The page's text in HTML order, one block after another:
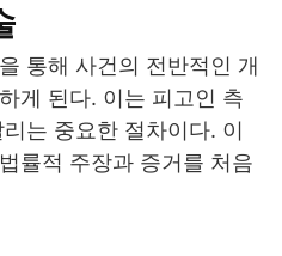
통해 사건의 전반적인 개
게 된다. 이는 피고인 측
는 중요한 절차이다. 이
률적 주장과 증거를 처음